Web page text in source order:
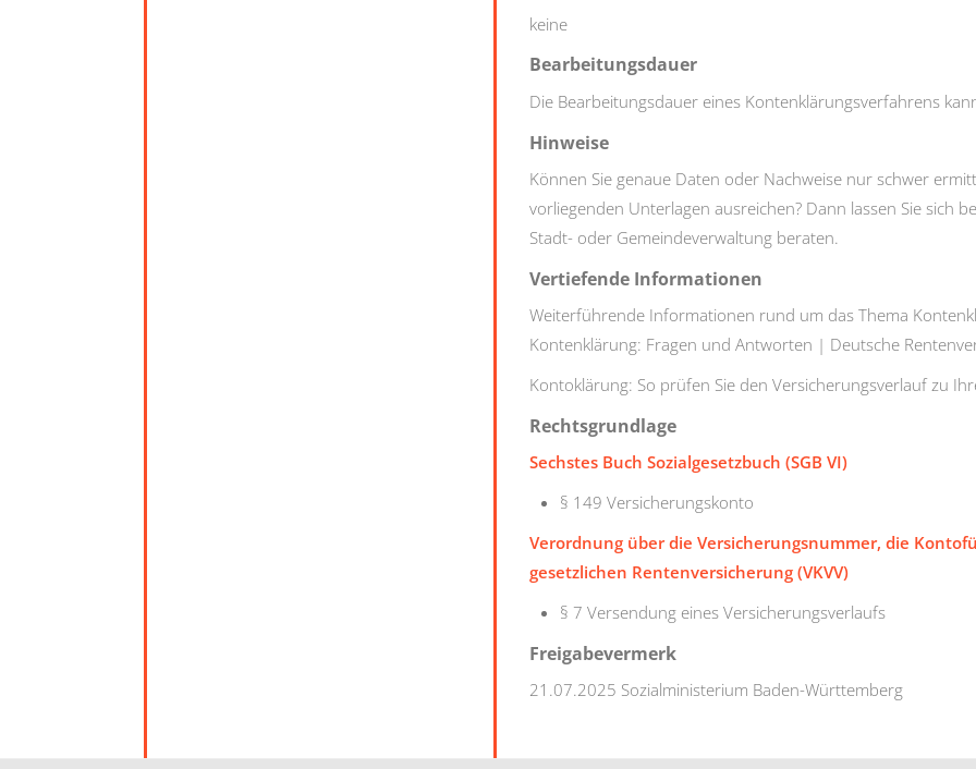
keine
Bearbeitungsdauer
Die Bearbeitungsdauer eines Kontenklärungsverfahrens
Hinweise
Können Sie genaue Daten oder Nachweise nur schwer
vorliegenden Unterlagen ausreichen? Dann lassen Sie sich
Stadt- oder Gemeindeverwaltung beraten.
Vertiefende Informationen
Weiterführende Informationen rund um das Thema
Kontenklärung: Fragen und Antworten | Deutsche
Kontoklärung: So prüfen Sie den Versicherungsverlauf zu
Rechtsgrundlage
Sechstes Buch Sozialgesetzbuch (SGB VI)
§ 149 Versicherungskonto
Verordnung über die Versicherungsnummer, die
gesetzlichen Rentenversicherung (VKVV)
§ 7 Versendung eines Versicherungsverlaufs
Freigabevermerk
21.07.2025 Sozialministerium Baden-Württemberg